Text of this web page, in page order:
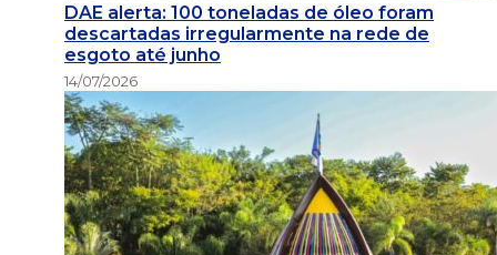
DAE alerta: 100 toneladas de óleo foram
descartadas irregularmente na rede de
esgoto até junho
14/07/2026